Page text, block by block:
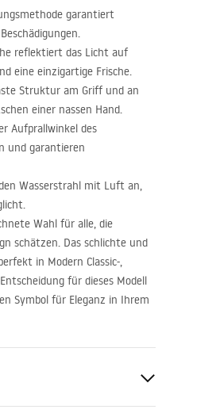
garantiert
reflektiert das Licht auf
eine einzigartige Frische.
Struktur am Griff und an
einer nassen Hand.
Aufprallwinkel des
und garantieren
Wasserstrahl mit Luft an,
Wahl für alle, die
schätzen. Das schlichte und
in Modern Classic-,
für dieses Modell
Symbol für Eleganz in Ihrem